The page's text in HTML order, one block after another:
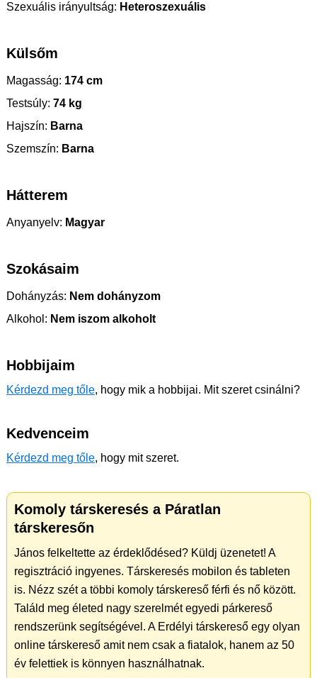
Szexuális irányultság: Heteroszexuális
Külsőm
Magasság: 174 cm
Testsúly: 74 kg
Hajszín: Barna
Szemszín: Barna
Hátterem
Anyanyelv: Magyar
Szokásaim
Dohányzás: Nem dohányzom
Alkohol: Nem iszom alkoholt
Hobbijaim
Kérdezd meg tőle, hogy mik a hobbijai. Mit szeret csinálni?
Kedvenceim
Kérdezd meg tőle, hogy mit szeret.
Komoly társkeresés a Páratlan
társkeresőn
János felkeltette az érdeklődésed? Küldj üzenetet! A
regisztráció ingyenes. Társkeresés mobilon és tableten
is. Nézz szét a többi komoly társkereső férfi és nő között.
Találd meg életed nagy szerelmét egyedi párkereső
rendszerünk segítségével. A Erdélyi társkereső egy olyan
online társkereső amit nem csak a fiatalok, hanem az 50
év felettiek is könnyen használhatnak.